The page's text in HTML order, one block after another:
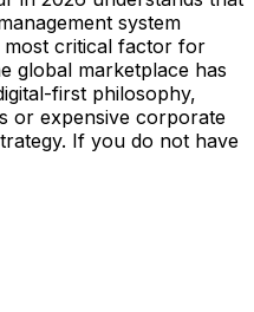
system
most critical factor for
global marketplace has
first philosophy,
or expensive corporate
If you do not have